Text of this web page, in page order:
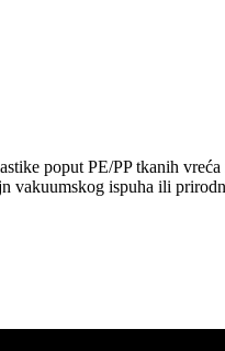
poput PE/PP tkanih
vakuumskog ispuha ili